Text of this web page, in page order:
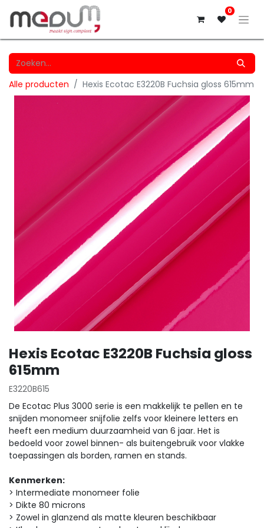
0
Alle producten Hexis Ecotac E3220B Fuchsia gloss 615mm
Hexis Ecotac E3220B Fuchsia gloss
615mm
E3220B615
De Ecotac Plus 3000 serie is een makkelijk te pellen en te
snijden monomeer snijfolie zelfs voor kleinere letters en
heeft een medium duurzaamheid van 6 jaar. Het is
bedoeld voor zowel binnen- als buitengebruik voor vlakke
toepassingen als borden, ramen en stands.
Kenmerken:
> Intermediate monomeer folie
> Dikte 80 microns
> Zowel in glanzend als matte kleuren beschikbaar